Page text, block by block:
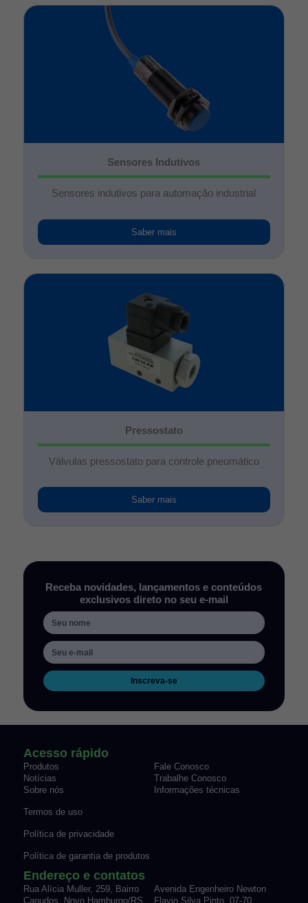
Sensores Indutivos
Sensores indutivos para automação industrial
Saber mais
Pressostato
Válvulas pressostato para controle pneumático
Saber mais
Receba novidades, lançamentos e conteúdos
exclusivos direto no seu e-mail
Inscreva-se
Acesso rápido
Produtos
Fale Conosco
Notícias
Trabalhe Conosco
Sobre nós
Informações técnicas
Termos de uso
Política de privacidade
Política de garantia de produtos
Endereço e contatos
Rua Alícia Muller, 259, Bairro
Canudos Novo Hamburgo/RS
Avenida Engenheiro Newton
Flavio Silva Pinto, 07-70,